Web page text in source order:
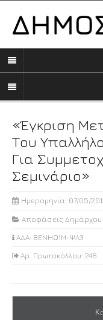
«Έγκριση
Του
Για
Σεμινάριο»
Ημερομηνία: 07/05/
Αποφάσεις Δημάρχου
ΑΔΑ: ΒΕΝΗΩ1Μ-ΨΛ3
Αρ. Πρωτοκόλλου: 246